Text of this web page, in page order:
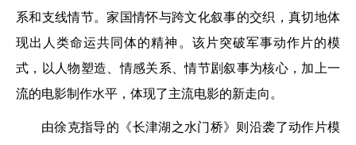
系和支线情节。家国情怀与跨文化叙事的交织，真切地体
现出人类命运共同体的精神。该片突破军事动作片的模
式，以人物塑造、情感关系、情节剧叙事为核心，加上一
流的电影制作水平，体现了主流电影的新走向。
由徐克指导的《长津湖之水门桥》则沿袭了动作片模